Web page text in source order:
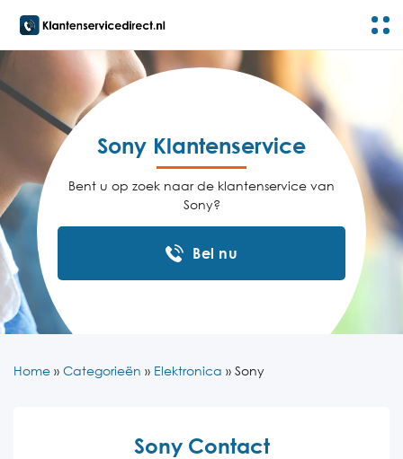
Sony Klantenservice
Bent u op zoek naar de klantenservice van
Sony?
Bel nu
Home » Categorieën » Elektronica » Sony
Sony Contact